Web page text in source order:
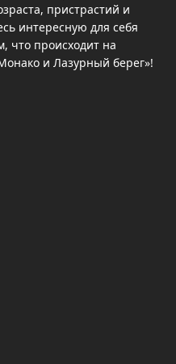
пристрастий и
интересную для себя
что происходит на
и Лазурный берег»!